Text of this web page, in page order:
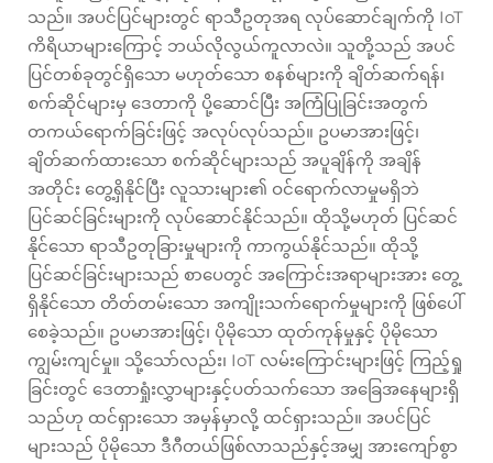
သည်။ အပင်ပြင်များတွင် ရာသီဥတုအရ လုပ်ဆောင်ချက်ကို IoT
ကိရိယာများကြောင့် ဘယ်လိုလွယ်ကူလာလဲ။ သူတို့သည် အပင်
ပြင်တစ်ခုတွင်ရှိသော မဟုတ်သော စနစ်များကို ချိတ်ဆက်ရန်၊
စက်ဆိုင်များမှ ဒေတာကို ပို့ဆောင်ပြီး အကြံပြုခြင်းအတွက်
တကယ်ရောက်ခြင်းဖြင့် အလုပ်လုပ်သည်။ ဥပမာအားဖြင့်၊
ချိတ်ဆက်ထားသော စက်ဆိုင်များသည် အပူချိန်ကို အချိန်
အတိုင်း တွေ့ရှိနိုင်ပြီး လူသားများ၏ ဝင်ရောက်လာမှုမရှိဘဲ
ပြင်ဆင်ခြင်းများကို လုပ်ဆောင်နိုင်သည်။ ထိုသို့မဟုတ် ပြင်ဆင်
နိုင်သော ရာသီဥတုခြားမှုများကို ကာကွယ်နိုင်သည်။ ထိုသို့
ပြင်ဆင်ခြင်းများသည် စာပေတွင် အကြောင်းအရာများအား တွေ့
ရှိနိုင်သော တိတ်တမ်းသော အကျိုးသက်ရောက်မှုများကို ဖြစ်ပေါ်
စေခဲ့သည်။ ဥပမာအားဖြင့်၊ ပိုမိုသော ထုတ်ကုန်မှုနှင့် ပိုမိုသော
ကျွမ်းကျင်မှု။ သို့သော်လည်း၊ IoT လမ်းကြောင်းများဖြင့် ကြည့်ရှု
ခြင်းတွင် ဒေတာရှုံးလွှာများနှင့်ပတ်သက်သော အခြေအနေများရှိ
သည်ဟု ထင်ရှားသော အမှန်မှာလို့ ထင်ရှားသည်။ အပင်ပြင်
များသည် ပိုမိုသော ဒီဂီတယ်ဖြစ်လာသည်နှင့်အမျှ အားကျော်စွာ